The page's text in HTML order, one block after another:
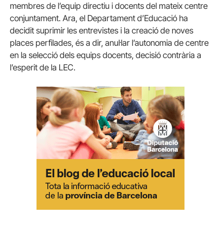
membres de l’equip directiu i docents del mateix centre
conjuntament. Ara, el Departament d’Educació ha
decidit suprimir les entrevistes i la creació de noves
places perfilades, és a dir, anul·lar l’autonomia de centre
en la selecció dels equips docents, decisió contrària a
l’esperit de la LEC.